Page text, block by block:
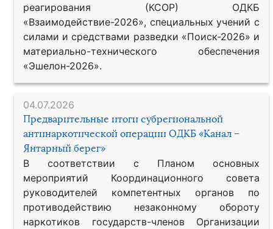
реагирования (КСОР) ОДКБ
«Взаимодействие-2026», специальных учений с
силами и средствами разведки «Поиск-2026» и
материально-технического обеспечения
«Эшелон-2026».
04.07.2026
Предварительные итоги субрегиональной
антинаркотической операции ОДКБ «Канал –
Янтарный берег»
В соответствии с Планом основных
мероприятий Координационного совета
руководителей компетентных органов по
противодействию незаконному обороту
наркотиков государств-членов Организации